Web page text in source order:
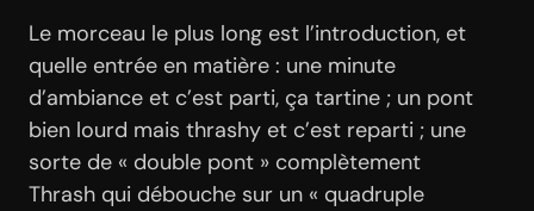
Le morceau le plus long est l’introduction, et
quelle entrée en matière : une minute
d’ambiance et c’est parti, ça tartine ; un pont
bien lourd mais thrashy et c’est reparti ; une
sorte de « double pont » complètement
Thrash qui débouche sur un « quadruple